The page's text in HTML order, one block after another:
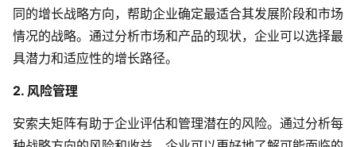
同的增长战略方向，帮助企业确定最适合其发展阶段和市场
情况的战略。通过分析市场和产品的现状，企业可以选择最
具潜力和适应性的增长路径。
2. 风险管理
安索夫矩阵有助于企业评估和管理潜在的风险。通过分析每